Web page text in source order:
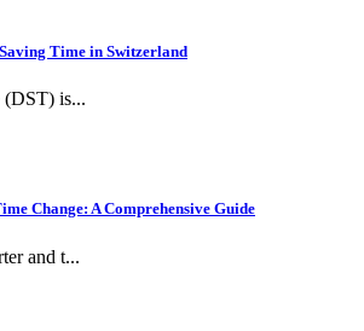
Time in Switzerland
is...
Change: A Comprehensive Guide
and t...